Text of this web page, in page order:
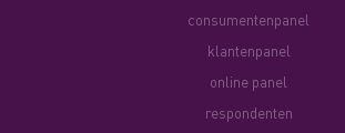
consumentenpanel
klantenpanel
online panel
respondenten